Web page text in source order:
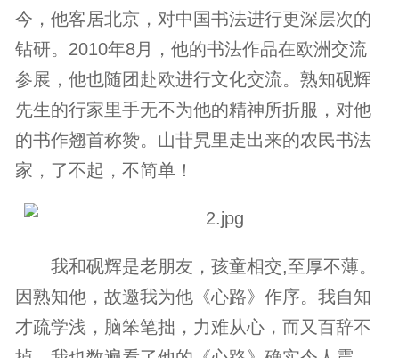
今，他客居北京，对中国书法进行更深层次的
钻研。2010年8月，他的书法作品在欧洲交流
参展，他也随团赴欧进行文化交流。熟知砚辉
先生的行家里手无不为他的精神所折服，对他
的书作翘首称赞。山苷旯里走出来的农民书法
家，了不起，不简单！
我和砚辉是老朋友，孩童相交,至厚不薄。
因熟知他，故邀我为他《心路》作序。我自知
才疏学浅，脑笨笔拙，力难从心，而又百辞不